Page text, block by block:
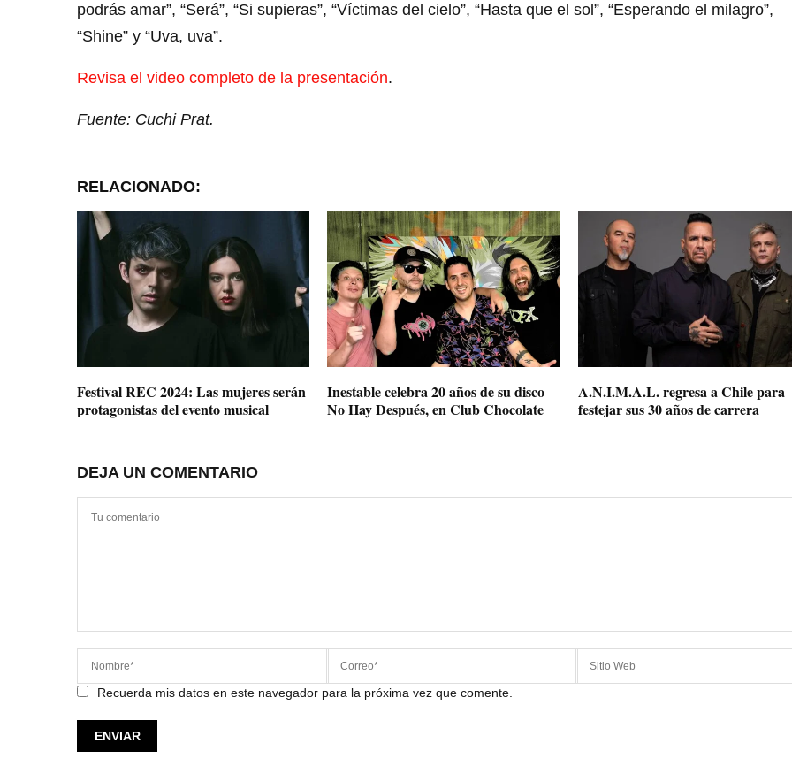
podrás amar”, “Será”, “Si supieras”, “Víctimas del cielo”, “Hasta que el sol”, “Esperando el milagro”,
“Shine” y “Uva, uva”.
Revisa el video completo de la presentación.
Fuente: Cuchi Prat.
RELACIONADO:
Festival REC 2024: Las mujeres serán
protagonistas del evento musical
Inestable celebra 20 años de su disco
No Hay Después, en Club Chocolate
A.N.I.M.A.L. regresa a Chile para
festejar sus 30 años de carrera
DEJA UN COMENTARIO
Recuerda mis datos en este navegador para la próxima vez que comente.